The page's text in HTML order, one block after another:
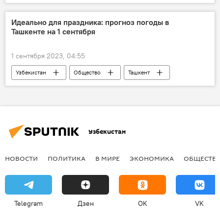
энергоресурсы
Россия
ЕС
Евросоюз
Нефть
Идеально для праздника: прогноз погоды в
Ташкенте на 1 сентября
1 сентября 2023, 04:55
Узбекистан Общество
Ташкент
погода
погода в Ташкенте
прогноз
Узбекистан
НОВОСТИ ПОЛИТИКА В МИРЕ ЭКОНОМИКА
Telegram Дзен OK VK